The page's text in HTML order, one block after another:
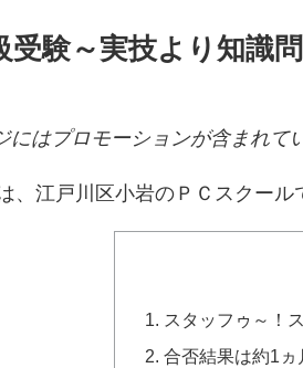
受験～実技より知識
にはプロモーションが含まれて
、江戸川区小岩のＰＣスクール
スタッフゥ～！
合否結果は約1ヵ